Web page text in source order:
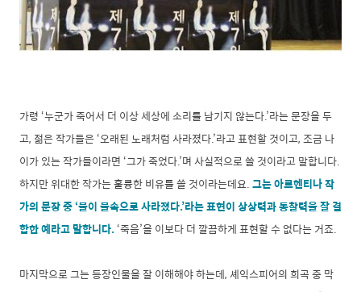
가령 ‘누군가 죽어서 더 이상 세상에 소리를 남기지 않는다.’라는 문장을 두
고, 젊은 작가들은 ‘오래된 노래처럼 사라졌다.’라고 표현할 것이고, 조금 나
이가 있는 작가들이라면 ‘그가 죽었다.’며 사실적으로 쓸 것이라고 말합니다.
하지만 위대한 작가는 훌륭한 비유를 쓸 것이라는데요.그는 아르헨티나 작
가의 문장 중 ‘물이 물속으로 사라졌다.’라는 표현이 상상력과 통찰력을 잘 결
합한 예라고 말합니다.‘죽음’을 이보다 더 깔끔하게 표현할 수 없다는 거죠.
마지막으로 그는 등장인물을 잘 이해해야 하는데, 셰익스피어의 희곡 중 막